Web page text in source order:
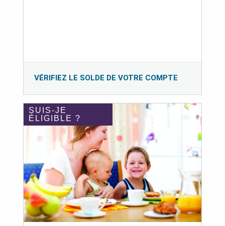
VÉRIFIEZ LE SOLDE DE VOTRE COMPTE
SUIS-JE
ÉLIGIBLE ?